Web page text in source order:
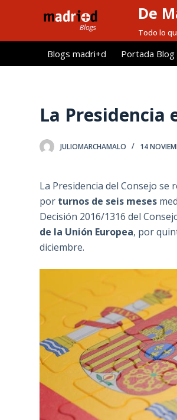
l
De
Todo lo
Blogs madri+d Portada Blog
La Presidencia
JULIOMARCHAMALO 14
La Presidencia del Consejo
por turnos de seis meses
Decisión 2016/1316 del
de la Unión Europea, por
diciembre.